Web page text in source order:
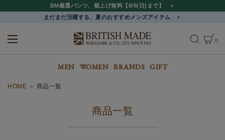
BM厳選パンツ、裾上げ無料【8/9(日)まで】
まだまだ活躍する、夏のおすすめメンズアイテム
0
MEN WOMEN BRANDS GIFT
HOME 商品一覧
商品一覧